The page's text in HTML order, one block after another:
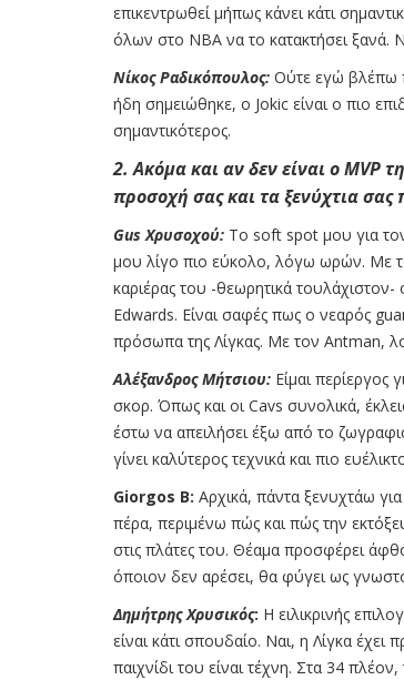
επικεντρωθεί μήπως κάνει κάτι
όλων στο ΝΒΑ να το κατακτήσει ξανά.
Νίκος Ραδικόπουλος: Ούτε εγώ βλέπω
ήδη σημειώθηκε, ο Jokic είναι ο πιο
σημαντικότερος.
2. Ακόμα και αν δεν είναι ο MVP
προσοχή σας και τα ξενύχτια
Gus Χρυσοχού: Το soft spot μου για
μου λίγο πιο εύκολο, λόγω ωρών. Με
καριέρας του -θεωρητικά
Edwards. Είναι σαφές πως ο νεαρός
πρόσωπα της Λίγκας. Με τον Antman,
Αλέξανδρος Μήτσιου: Είμαι
σκορ. Όπως και οι Cavs συνολικά,
έστω να απειλήσει έξω από το
γίνει καλύτερος τεχνικά και πιο
Giorgos B: Αρχικά, πάντα ξενυχτάω
πέρα, περιμένω πώς και πώς την
στις πλάτες του. Θέαμα προσφέρει
όποιον δεν αρέσει, θα φύγει ως
Δημήτρης Χρυσικός: Η ειλικρινής
είναι κάτι σπουδαίο. Ναι, η Λίγκα
παιχνίδι του είναι τέχνη. Στα 34